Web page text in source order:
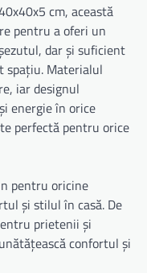
cm, această
pentru a oferi un
dar și suficient
spațiu. Materialul
iar designul
energie în orice
perfectă pentru orice
pentru oricine
și stilul în casă. De
prietenii și
confortul și